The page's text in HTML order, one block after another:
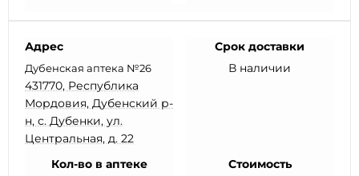
Адрес
Дубенская аптека №26
431770, Республика
Мордовия, Дубенский р-
н, с. Дубенки, ул.
Центральная, д. 22
Срок доставки
В наличии
Кол-во в аптеке
Стоимость